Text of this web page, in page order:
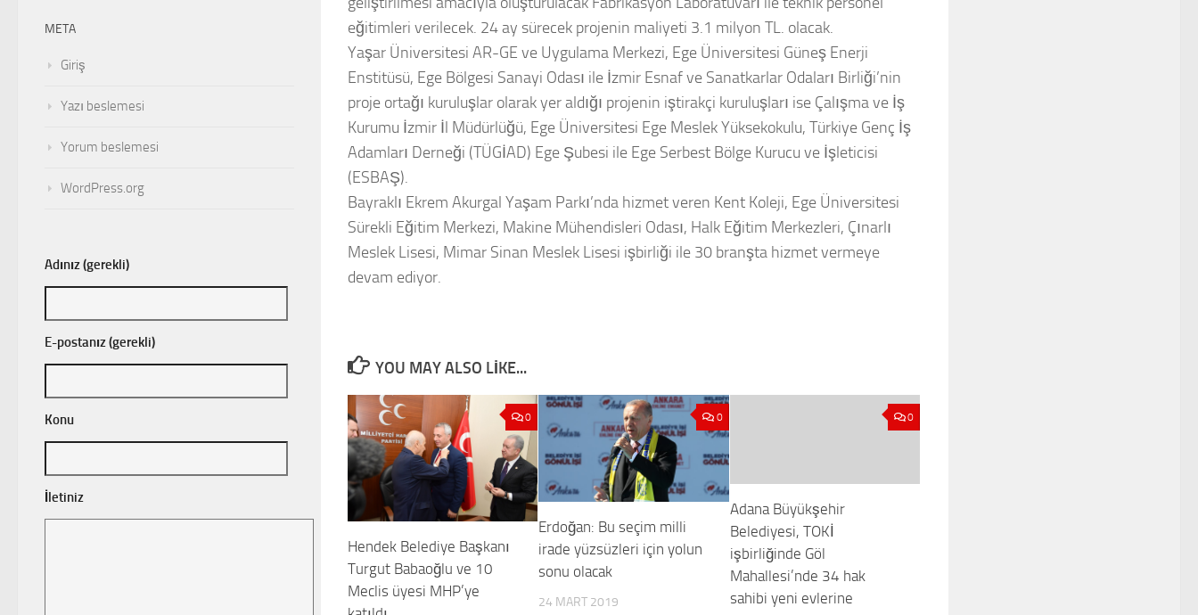
eğitimleri verilecek. 24 ay sürecek projenin maliyeti 3.1 milyon TL. olacak.
Yaşar Üniversitesi AR-GE ve Uygulama Merkezi, Ege Üniversitesi Güneş Enerji
Enstitüsü, Ege Bölgesi Sanayi Odası ile İzmir Esnaf ve Sanatkarlar Odaları Birliği’nin
proje ortağı kuruluşlar olarak yer aldığı projenin iştirakçi kuruluşları ise Çalışma ve İş
Kurumu İzmir İl Müdürlüğü, Ege Üniversitesi Ege Meslek Yüksekokulu, Türkiye Genç İş
Adamları Derneği (TÜGİAD) Ege Şubesi ile Ege Serbest Bölge Kurucu ve İşleticisi
(ESBAŞ).
Bayraklı Ekrem Akurgal Yaşam Parkı’nda hizmet veren Kent Koleji, Ege Üniversitesi
Sürekli Eğitim Merkezi, Makine Mühendisleri Odası, Halk Eğitim Merkezleri, Çınarlı
Meslek Lisesi, Mimar Sinan Meslek Lisesi işbirliği ile 30 branşta hizmet vermeye
devam ediyor.
YOU MAY ALSO LIKE...
0
Hendek Belediye Başkanı
Turgut Babaoğlu ve 10
Meclis üyesi MHP’ye
0
Erdoğan: Bu seçim milli
irade yüzsüzleri için yolun
sonu olacak
24 MART 2019
0
Adana Büyükşehir
Belediyesi, TOKİ
işbirliğinde Göl
Mahallesi’nde 34 hak
sahibi yeni evlerine
META
Giriş
Yazı beslemesi
Yorum beslemesi
WordPress.org
Adınız (gerekli)
E-postanız (gerekli)
Konu
İletiniz